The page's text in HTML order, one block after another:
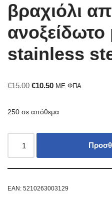
βραχιόλι
ανοξείδωτο
stainless
€15.00 €10.50 ΜΕ ΦΠΑ
250 σε απόθεμα
EAN: 5210263003129